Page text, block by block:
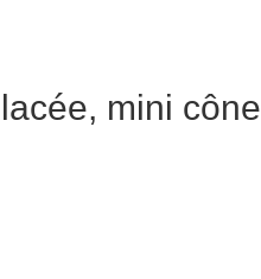
mini cône